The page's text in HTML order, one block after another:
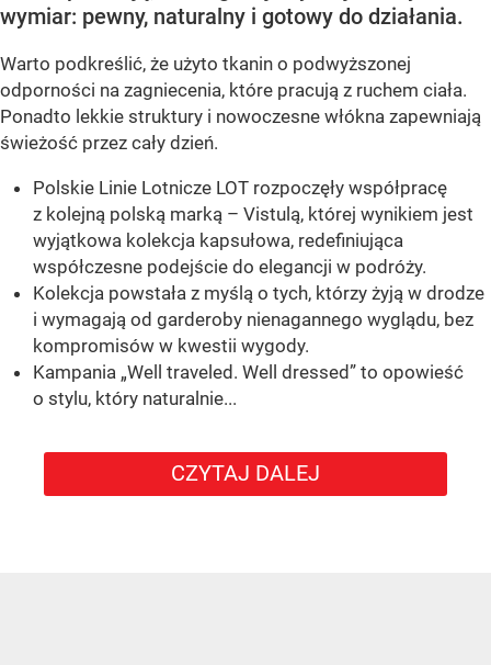
wymiar: pewny, naturalny i gotowy do działania.
Warto podkreślić, że użyto tkanin o podwyższonej
odporności na zagniecenia, które pracują z ruchem ciała.
Ponadto lekkie struktury i nowoczesne włókna zapewniają
świeżość przez cały dzień.
Polskie Linie Lotnicze LOT rozpoczęły współpracę
z kolejną polską marką – Vistulą, której wynikiem jest
wyjątkowa kolekcja kapsułowa, redefiniująca
współczesne podejście do elegancji w podróży.
Kolekcja powstała z myślą o tych, którzy żyją w drodze
i wymagają od garderoby nienagannego wyglądu, bez
kompromisów w kwestii wygody.
Kampania „Well traveled. Well dressed” to opowieść
o stylu, który naturalnie...
CZYTAJ DALEJ